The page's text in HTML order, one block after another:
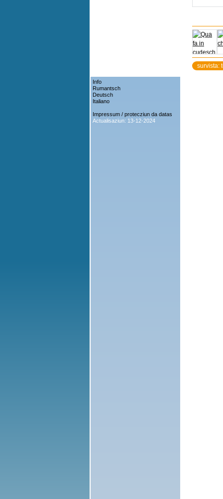
Info
Rumantsch
Deutsch
Italiano
Impressum / protecziun da datas
Actualisaziun: 13-12-2024
survista: